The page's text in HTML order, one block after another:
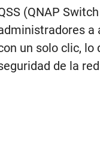
(QNAP
a
un solo clic, lo
de la